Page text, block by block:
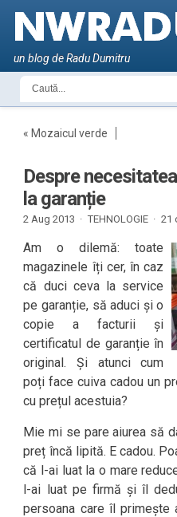
un blog de Radu Dumitru
« Mozaicul verde
Despre
la garanție
2 Aug 2013 · TEHNOLOGIE · 21
Am o dilemă: toate
magazinele îți cer, în caz
că duci ceva la service
pe garanție, să aduci și o
copie a facturii și
certificatul de garanție în
original. Și atunci cum
poți face cuiva cadou un
cu prețul acestuia?
Mie mi se pare aiurea să
preț încă lipită. E cadou.
că l-ai luat la o mare
l-ai luat pe firmă și îl
persoana care îl